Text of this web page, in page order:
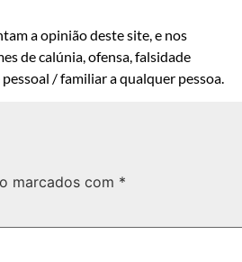
a opinião deste site, e nos
de calúnia, ofensa, falsidade
/ familiar a qualquer pessoa.
marcados com *